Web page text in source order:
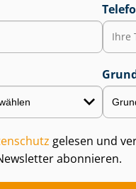
gelesen und
abonnieren.